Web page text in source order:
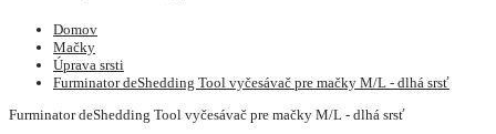
Domov
Mačky
Úprava srsti
Furminator deShedding Tool vyčesávač pre mačky M/L - dlhá srsť
Furminator deShedding Tool vyčesávač pre mačky M/L - dlhá srsť